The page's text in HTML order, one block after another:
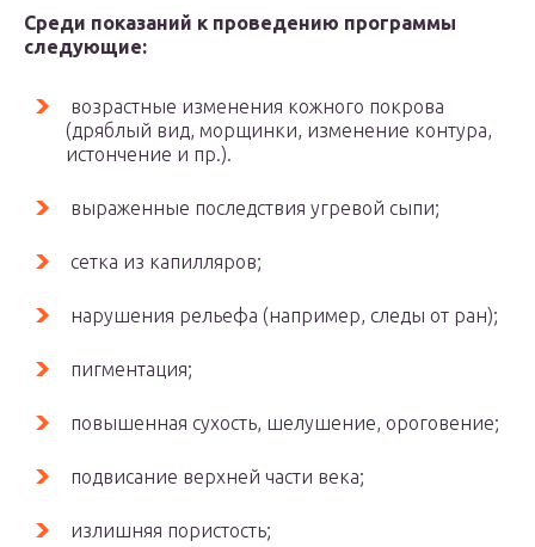
Среди показаний к проведению программы
следующие:
возрастные изменения кожного покрова
(дряблый вид, морщинки, изменение контура,
истончение и пр.).
выраженные последствия угревой сыпи;
сетка из капилляров;
нарушения рельефа (например, следы от ран);
пигментация;
повышенная сухость, шелушение, ороговение;
подвисание верхней части века;
излишняя пористость;